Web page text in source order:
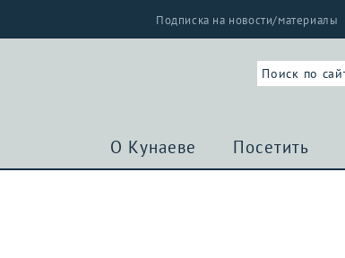
Подписка на новости/материалы
О Кунаеве Посетить